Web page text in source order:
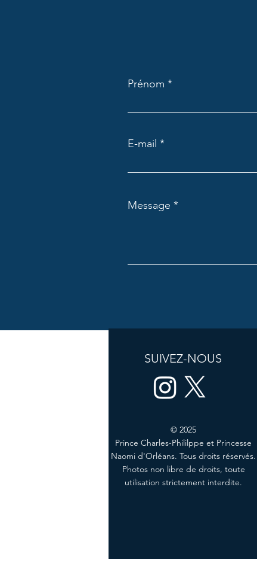
Prénom
E-mail
Message
SUIVEZ-NOUS
© 2025
Prince Charles-Phililppe et Princesse
Naomi d'Orléans. Tous droits réservés.
Photos non libre de droits, toute
utilisation strictement interdite.